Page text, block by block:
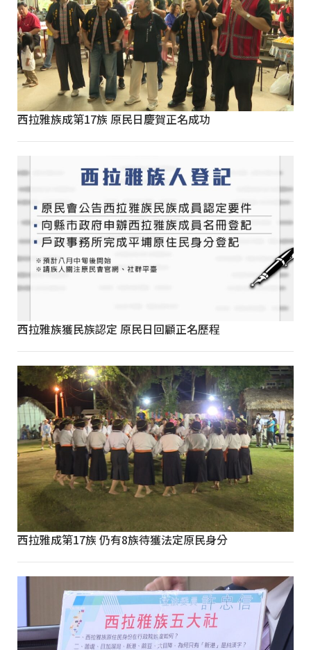
西拉雅族成第17族 原民日慶賀正名成功
西拉雅族獲民族認定 原民日回顧正名歷程
西拉雅成第17族 仍有8族待獲法定原民身分